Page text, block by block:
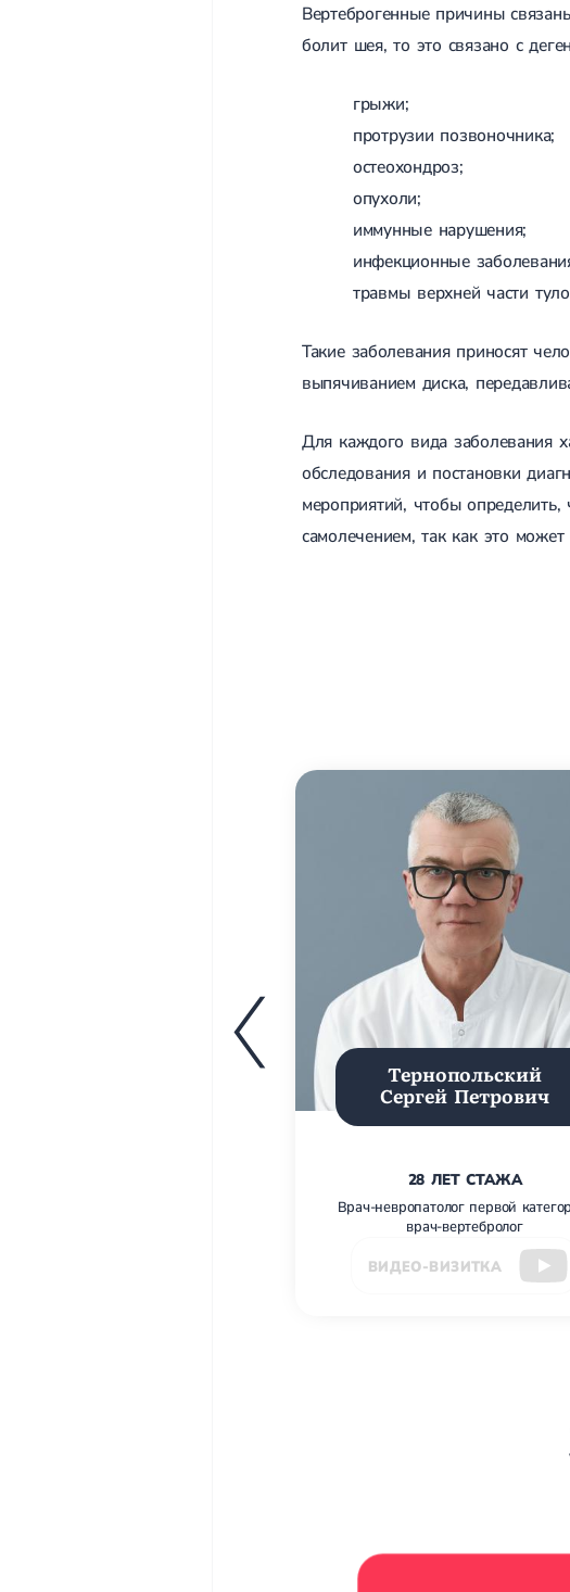
Вертеброгенные причины
болит шея, то это связано с
грыжи;
протрузии позвоночника;
остеохондроз;
опухоли;
иммунные нарушения;
инфекционные
травмы верхней части
Такие заболевания приносят
выпячиванием диска,
Для каждого вида заболевания
обследования и постановки
мероприятий, чтобы
самолечением, так как это
Тернопольский
Сергей Петрович
28 ЛЕТ СТАЖА
Врач-невропатолог первой
врач-вертебролог
ВИДЕО-ВИЗИТКА